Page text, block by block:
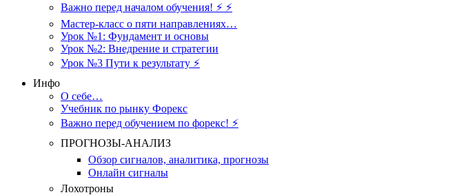
Важно перед началом обучения! ⚡ ⚡
Мастер-класс о пяти направлениях…
Урок №1: Фундамент и основы
Урок №2: Внедрение и стратегии
Урок №3 Пути к результату ⚡️
Инфо
О себе…
Учебник по рынку Форекс
Важно перед обучением по форекс! ⚡
ПРОГНОЗЫ-АНАЛИЗ
Обзор сигналов, аналитика, прогнозы
Онлайн сигналы
Лохотроны